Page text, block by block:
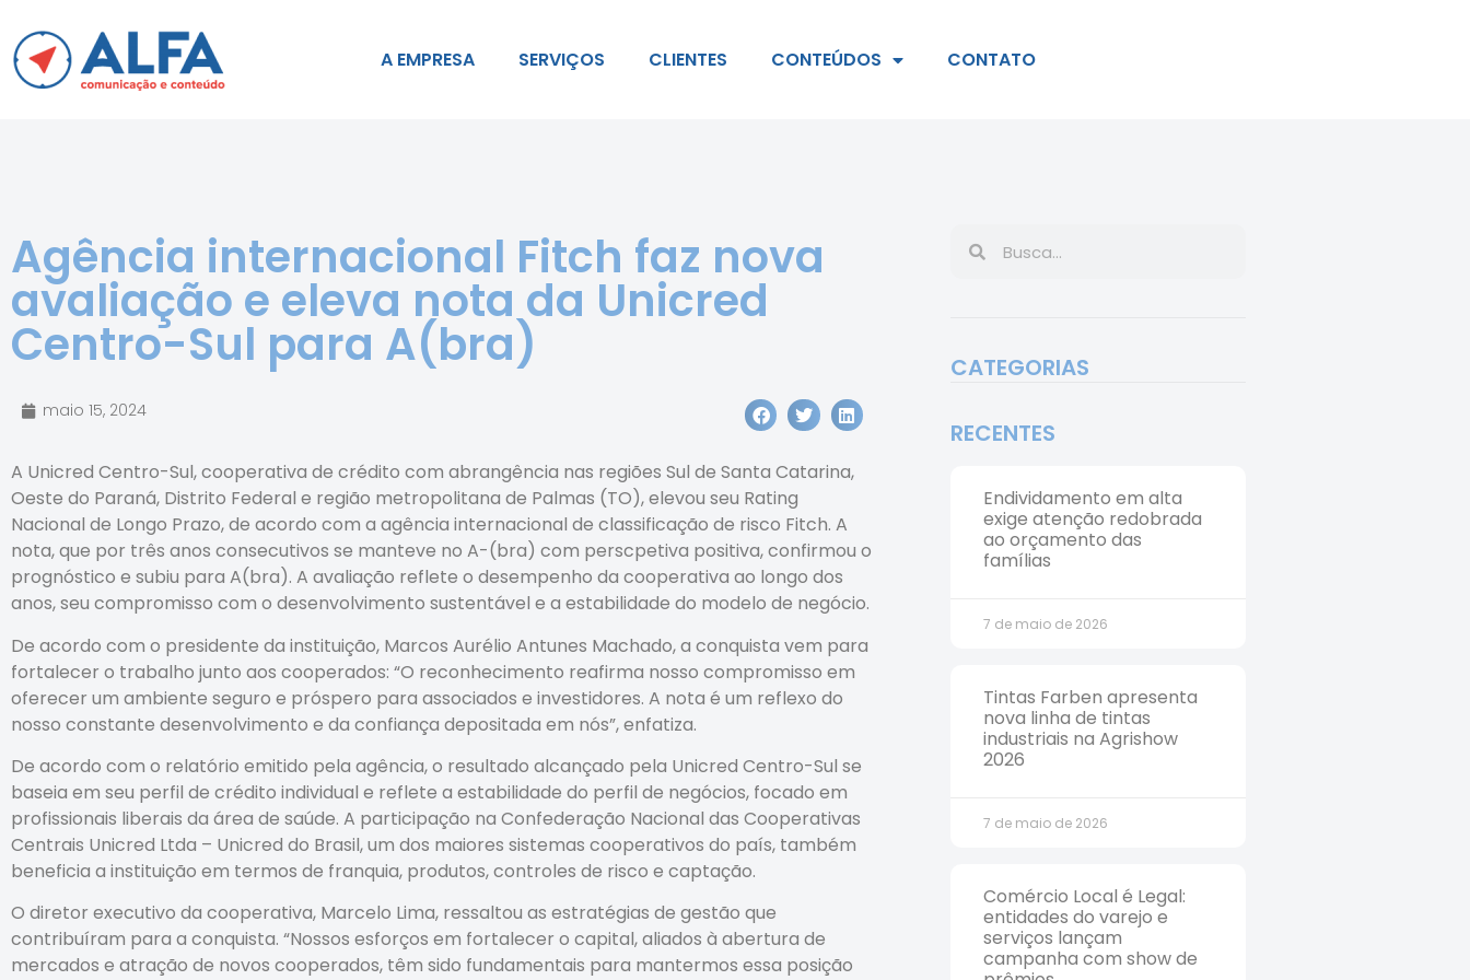
A EMPRESA SERVIÇOS CLIENTES CONTEÚDOS CONTATO
Agência internacional Fitch faz nova
avaliação e eleva nota da Unicred
Centro-Sul para A(bra)
maio 15, 2024
A Unicred Centro-Sul, cooperativa de crédito com abrangência nas regiões Sul de Santa Catarina,
Oeste do Paraná, Distrito Federal e região metropolitana de Palmas (TO), elevou seu Rating
Nacional de Longo Prazo, de acordo com a agência internacional de classificação de risco Fitch. A
nota, que por três anos consecutivos se manteve no A-(bra) com perscpetiva positiva, confirmou o
prognóstico e subiu para A(bra). A avaliação reflete o desempenho da cooperativa ao longo dos
anos, seu compromisso com o desenvolvimento sustentável e a estabilidade do modelo de negócio.
De acordo com o presidente da instituição, Marcos Aurélio Antunes Machado, a conquista vem para
fortalecer o trabalho junto aos cooperados: “O reconhecimento reafirma nosso compromisso em
oferecer um ambiente seguro e próspero para associados e investidores. A nota é um reflexo do
nosso constante desenvolvimento e da confiança depositada em nós”, enfatiza.
De acordo com o relatório emitido pela agência, o resultado alcançado pela Unicred Centro-Sul se
baseia em seu perfil de crédito individual e reflete a estabilidade do perfil de negócios, focado em
profissionais liberais da área de saúde. A participação na Confederação Nacional das Cooperativas
Centrais Unicred Ltda – Unicred do Brasil, um dos maiores sistemas cooperativos do país, também
beneficia a instituição em termos de franquia, produtos, controles de risco e captação.
O diretor executivo da cooperativa, Marcelo Lima, ressaltou as estratégias de gestão que
contribuíram para a conquista. “Nossos esforços em fortalecer o capital, aliados à abertura de
mercados e atração de novos cooperados, têm sido fundamentais para mantermos essa posição
CATEGORIAS
RECENTES
Endividamento em alta
exige atenção redobrada
ao orçamento das
famílias
7 de maio de 2026
Tintas Farben apresenta
nova linha de tintas
industriais na Agrishow
2026
7 de maio de 2026
Comércio Local é Legal:
entidades do varejo e
serviços lançam
campanha com show de